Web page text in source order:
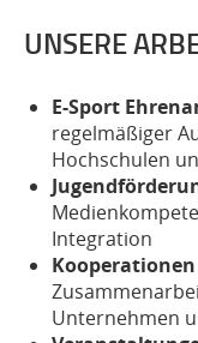
UNSERE
E-Sport
regelmäßiger
Hochschulen
Integration
Unternehmen